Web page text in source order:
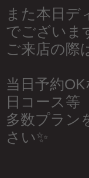
また本日デ
でございま
ご来店の際
当日予約
日コース等
多数プラン
さい✨